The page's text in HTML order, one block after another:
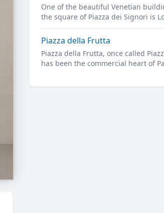
One of the beautiful Venetian
the square of Piazza dei Signori is
Consiglio, an outstanding example
architecture of the 15th and 16th
Piazza della Frutta
Piazza della Frutta, once called
has been the commercial heart of